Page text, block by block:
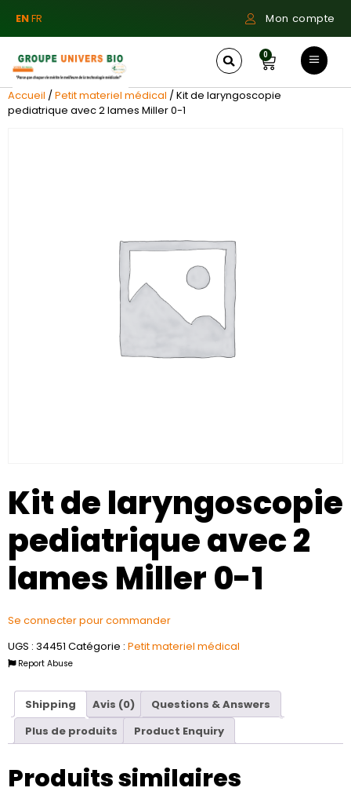
ENFR Mon compte
0
Accueil /Petit materiel médical / Kit de laryngoscopie
pediatrique avec 2 lames Miller 0-1
Kit de laryngoscopie
pediatrique avec 2
lames Miller 0-1
Se connecter pour commander
UGS : 34451 Catégorie : Petit materiel médical
Report Abuse
Shipping Avis (0)
Questions & Answers
Plus de produits
Product Enquiry
Produits similaires